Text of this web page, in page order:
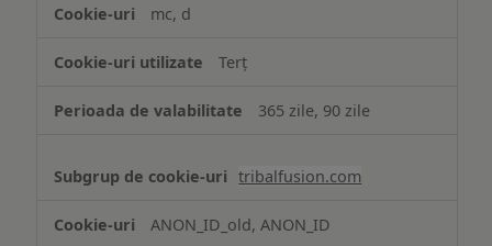
mc, d
Terț
365 zile, 90 zile
tribalfusion.com
ANON_ID_old, ANON_ID